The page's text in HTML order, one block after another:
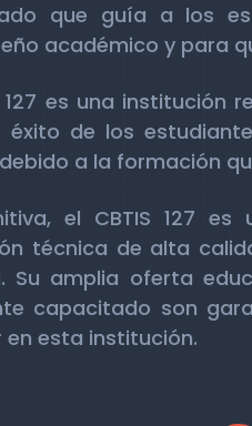
que guía a los
académico y para
127 es una
de los
a la formación
el CBTIS 127
técnica de alta
Su amplia oferta
capacitado son
en esta institución.